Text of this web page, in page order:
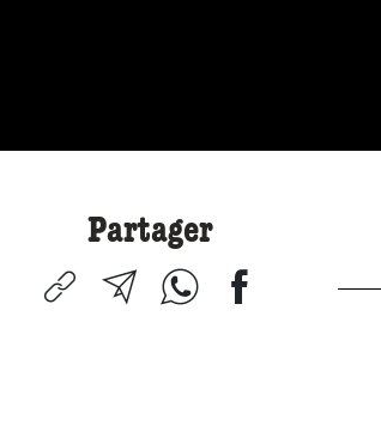
Partager